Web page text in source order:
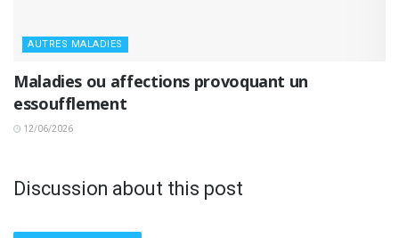
AUTRES MALADIES
Maladies ou affections provoquant un
essoufflement
12/06/2026
Discussion about this post